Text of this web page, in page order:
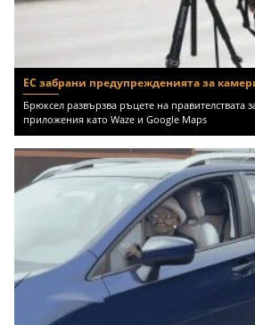
ЕС забрани предупрежденията за
Брюксел развързва ръцете на правителствата
приложения като Waze и Google Maps